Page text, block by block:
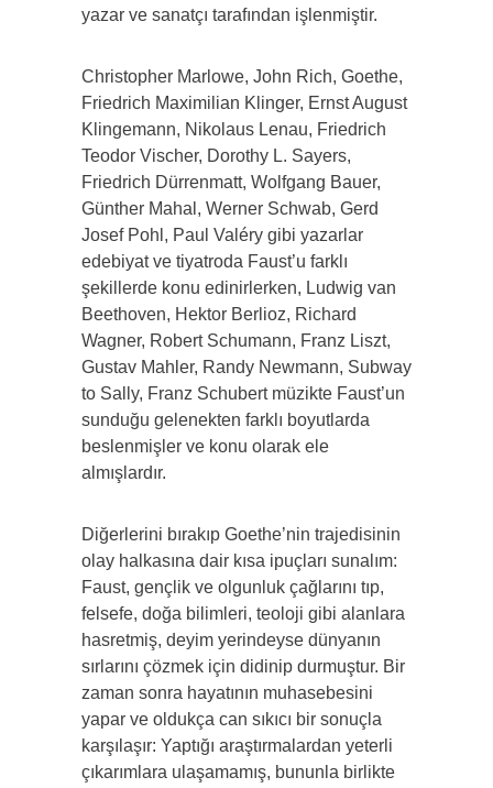
yazar ve sanatçı tarafından işlenmiştir.
Christopher Marlowe, John Rich, Goethe,
Friedrich Maximilian Klinger, Ernst August
Klingemann, Nikolaus Lenau, Friedrich
Teodor Vischer, Dorothy L. Sayers,
Friedrich Dürrenmatt, Wolfgang Bauer,
Günther Mahal, Werner Schwab, Gerd
Josef Pohl, Paul Valéry gibi yazarlar
edebiyat ve tiyatroda Faust’u farklı
şekillerde konu edinirlerken, Ludwig van
Beethoven, Hektor Berlioz, Richard
Wagner, Robert Schumann, Franz Liszt,
Gustav Mahler, Randy Newmann, Subway
to Sally, Franz Schubert müzikte Faust’un
sunduğu gelenekten farklı boyutlarda
beslenmişler ve konu olarak ele
almışlardır.
Diğerlerini bırakıp Goethe’nin trajedisinin
olay halkasına dair kısa ipuçları sunalım:
Faust, gençlik ve olgunluk çağlarını tıp,
felsefe, doğa bilimleri, teoloji gibi alanlara
hasretmiş, deyim yerindeyse dünyanın
sırlarını çözmek için didinip durmuştur. Bir
zaman sonra hayatının muhasebesini
yapar ve oldukça can sıkıcı bir sonuçla
karşılaşır: Yaptığı araştırmalardan yeterli
çıkarımlara ulaşamamış, bununla birlikte